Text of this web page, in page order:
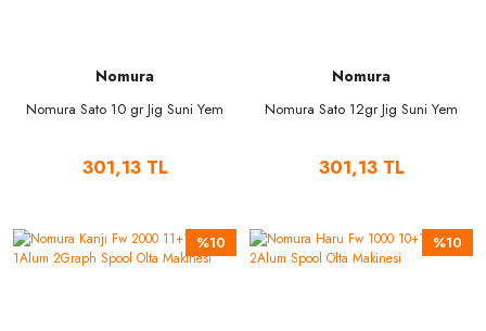
Nomura
Nomura Sato 10 gr Jig Suni Yem
301,13 TL
Nomura
Nomura Sato 12gr Jig Suni Yem
301,13 TL
%10 %10